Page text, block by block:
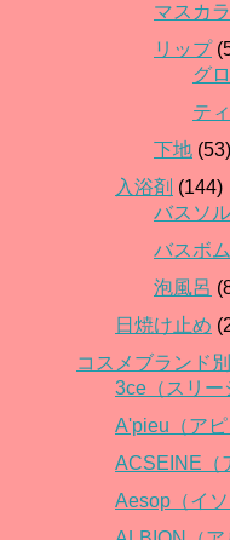
マスカラ
リップ
グ
テ
下地 (53)
入浴剤 (144)
バスソ
バスボム
泡風呂
日焼け止め
コスメブランド別
3ce（スリー
A'pieu（アピ
ACSEINE（
Aesop（イソ